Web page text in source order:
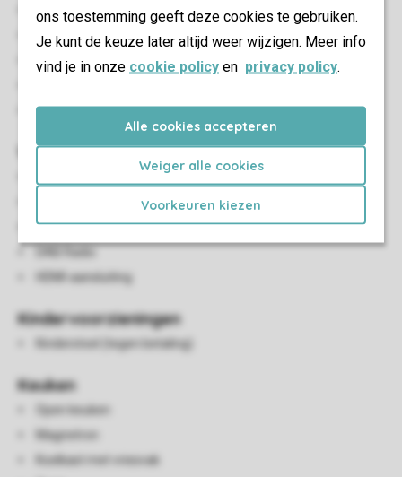
ons toestemming geeft deze cookies te gebruiken.
Je kunt de keuze later altijd weer wijzigen. Meer info
vind je in onze cookie policy en privacy policy.
Alle cookies accepteren
Weiger alle cookies
Voorkeuren kiezen
Afgesloten terras
Balkon
Luxe bubbelbad (buiten)
Maximaal één auto parkeren bij de accommodatie
Woon-/eetkamer
Flatscreen-tv
HDMI-aansluiting
Kindervoorzieningen
Kinderstoel (tegen betaling)
Keuken
Open keuken
Magnetron
Koelkast met vriesvak